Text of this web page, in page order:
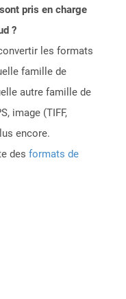
pris en charge
?
les formats
famille de
autre famille de
image (TIFF,
encore.
des formats de